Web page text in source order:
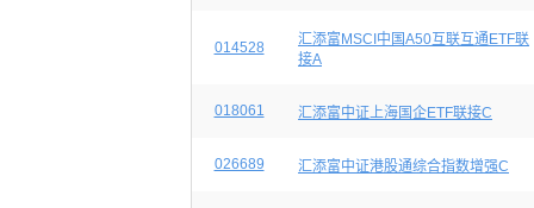
014528
汇添富MSCI中国A50互联互通ETF联
接A
018061 汇添富中证上海国企ETF联接C
026689 汇添富中证港股通综合指数增强C